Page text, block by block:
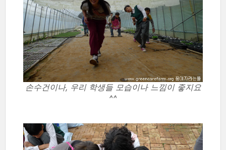
손수건이나, 우리 학생들 모습이나 느낌이 좋지요
^^